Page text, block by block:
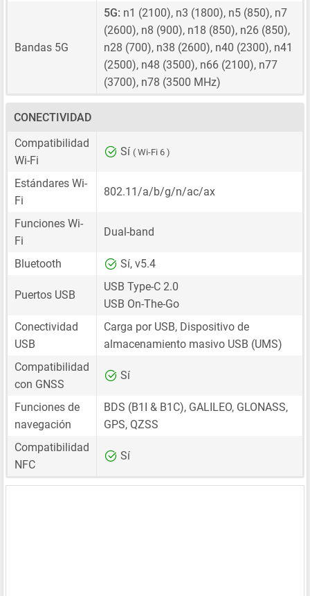
Bandas 5G
5G: n1 (2100), n3 (1800), n5 (850), n7
(2600), n8 (900), n18 (850), n26 (850),
n28 (700), n38 (2600), n40 (2300), n41
(2500), n48 (3500), n66 (2100), n77
(3700), n78 (3500 MHz)
CONECTIVIDAD
Compatibilidad
Wi-Fi
Sí ( Wi-Fi 6 )
Estándares Wi-
Fi
802.11/a/b/g/n/ac/ax
Funciones Wi-
Fi
Dual-band
Bluetooth Sí, v5.4
Puertos USB
USB Type-C 2.0
USB On-The-Go
Conectividad
USB
Carga por USB, Dispositivo de
almacenamiento masivo USB (UMS)
Compatibilidad
con GNSS
Sí
Funciones de
navegación
BDS (B1I & B1C), GALILEO, GLONASS,
GPS, QZSS
Compatibilidad
NFC
Sí